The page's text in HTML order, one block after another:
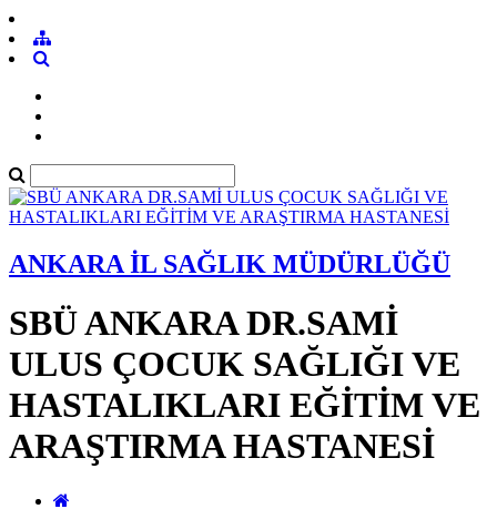
ANKARA İL SAĞLIK MÜDÜRLÜĞÜ
SBÜ ANKARA DR.SAMİ
ULUS ÇOCUK SAĞLIĞI VE
HASTALIKLARI EĞİTİM VE
ARAŞTIRMA HASTANESİ